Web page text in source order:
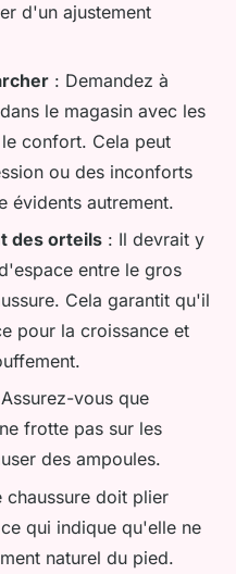
d'un ajustement
: Demandez à
le magasin avec les
confort. Cela peut
ou des inconforts
évidents autrement.
des orteils : Il devrait y
entre le gros
Cela garantit qu'il
pour la croissance et
vous que
frotte pas sur les
des ampoules.
chaussure doit plier
qui indique qu'elle ne
naturel du pied.